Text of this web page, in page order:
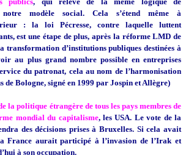
notre modèle social. Cela s’étend même à
: la loi Pécresse, contre laquelle luttent
est une étape de plus, après la réforme LMD de
transformation d’institutions publiques destinées à
au plus grand nombre possible en entreprises
du patronat, cela au nom de l’harmonisation
de Bologne, signé en 1999 par Jospin et Allègre)
la politique étrangère de tous les pays membres de
mondial du capitalisme, les USA. Le vote de la
des décisions prises à Bruxelles. Si cela avait
France aurait participé à l’invasion de l’Irak et
à son occupation.